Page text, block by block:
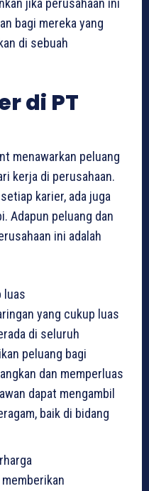
jika perusahaan ini
bagi mereka yang
di sebuah
di PT
menawarkan peluang
kerja di perusahaan.
karier, ada juga
Adapun peluang dan
ini adalah
luas
yang cukup luas
di seluruh
peluang bagi
dan memperluas
dapat mengambil
baik di bidang